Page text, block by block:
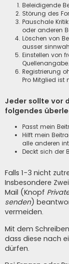
Beleidigende
Störung des
Pauschale
oder anderen
Löschen von
ausser
Einstellen von
Quellenangabe.
Registrierung
Pro Mitglied ist
Jeder sollte vor
folgendes
Passt mein
Hilft mein
alle anderen
Deckt sich der
Falls 1-3 nicht
Insbesondere
Mail (Knopf
senden)
vermeiden.
Mit dem
dass diese nach
dürfen.